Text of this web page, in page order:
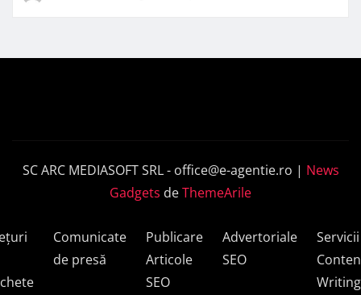
SC ARC MEDIASOFT SRL - office@e-agentie.ro | News
Gadgets deThemeArile
Comunicate
de presă
Publicare
Articole
SEO
Advertoriale
SEO
Servicii
Writing